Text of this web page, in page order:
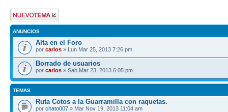
Publicar un nuevo
tema
ANUNCIOS
Alta en el Foro
por carlos » Lun Mar 25, 2013 7:26 pm
Borrado de usuarios
por carlos » Sab Mar 23, 2013 6:05 pm
TEMAS
Ruta Cotos a la Guarramilla con raquetas.
por chato007 » Mar Nov 19, 2013 11:04 am